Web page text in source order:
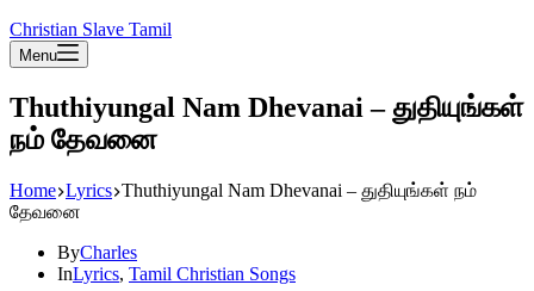
Christian Slave Tamil
Menu
Thuthiyungal Nam Dhevanai – துதியுங்கள்
நம் தேவனை
Home Lyrics Thuthiyungal Nam Dhevanai – துதியுங்கள் நம்
தேவனை
ByCharles
InLyrics, Tamil Christian Songs